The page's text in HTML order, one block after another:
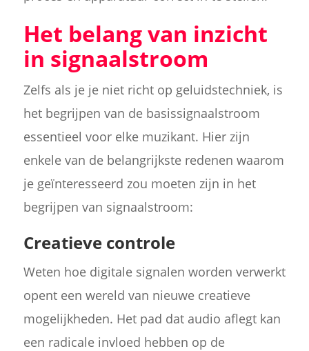
Het belang van inzicht
in signaalstroom
Zelfs als je je niet richt op geluidstechniek, is
het begrijpen van de basissignaalstroom
essentieel voor elke muzikant. Hier zijn
enkele van de belangrijkste redenen waarom
je geïnteresseerd zou moeten zijn in het
begrijpen van signaalstroom:
Creatieve controle
Weten hoe digitale signalen worden verwerkt
opent een wereld van nieuwe creatieve
mogelijkheden. Het pad dat audio aflegt kan
een radicale invloed hebben op de